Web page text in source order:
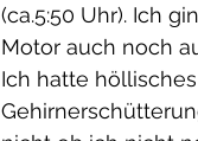
(ca.5:50 Uhr). Ich
Motor auch noch
Ich hatte